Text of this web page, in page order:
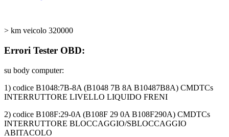
> km veicolo 320000
Errori Tester OBD:
su body computer:
1) codice B1048:7B-8A (B1048 7B 8A B10487B8A) CMDTCs
INTERRUTTORE LIVELLO LIQUIDO FRENI
2) codice B108F:29-0A (B108F 29 0A B108F290A) CMDTCs
INTERRUTTORE BLOCCAGGIO/SBLOCCAGGIO
ABITACOLO